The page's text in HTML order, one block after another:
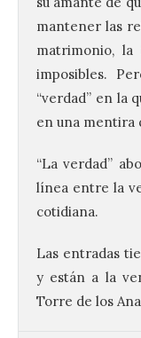
mantener las
matrimonio,
imposibles.
“verdad” en la
en una mentira
“La verdad”
línea entre la
cotidiana.
Las entradas
y están a la
Torre de los
La UPSA
creación
Concurso
8 Ago 2026